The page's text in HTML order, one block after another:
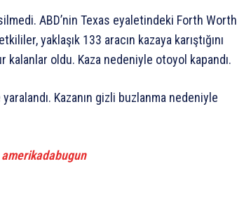
ABD’nin Texas eyaletindeki Forth Worth
yaklaşık 133 aracın kazaya karıştığını
kalanlar oldu. Kaza nedeniyle otoyol kapandı.
Kazanın gizli buzlanma nedeniyle
amerikadabugun